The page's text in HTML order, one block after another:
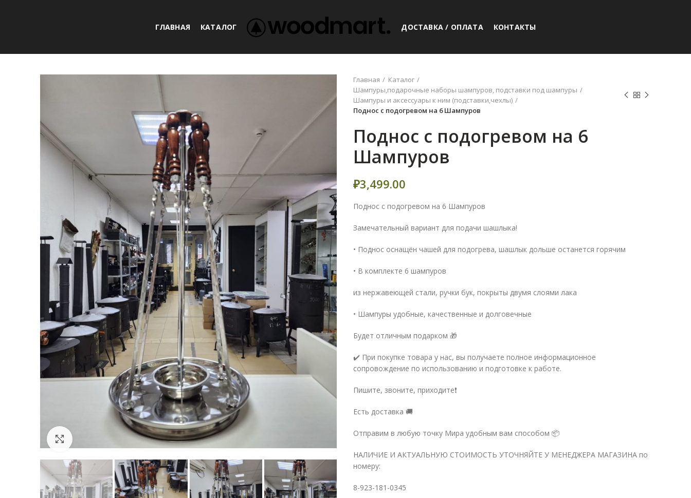
ГЛАВНАЯ КАТАЛОГ ДОСТАВКА / ОПЛАТА КОНТАКТЫ
Главная
Каталог
Шампуры,подарочные наборы шампуров, подставки под шампуры
Шампуры и аксессуары к ним (подставки,чехлы)
Поднос с подогревом на 6 Шампуров
Поднос с подогревом на 6
Шампуров
₽3,499.00
Поднос с подогревом на 6 Шампуров
Замечательный вариант для подачи шашлыка!
• Поднос оснащён чашей для подогрева, шашлык дольше останется горячим
• В комплекте 6 шампуров
из нержавеющей стали, ручки бук, покрыты двумя слоями лака
• Шампуры удобные, качественные и долговечные
Будет отличным подарком 🎁
✔️ При покупке товара у нас, вы получаете полное информационное
сопровождение по использованию и подготовке к работе.
Пишите, звоните, приходите❗️
Есть доставка 🚚
Отправим в любую точку Мира удобным вам способом 📦
НАЛИЧИЕ И АКТУАЛЬНУЮ СТОИМОСТЬ УТОЧНЯЙТЕ У МЕНЕДЖЕРА МАГАЗИНА по
номеру:
8-923-181-0345